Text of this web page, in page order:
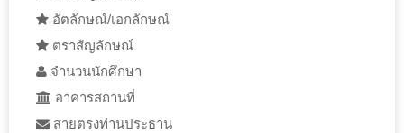
อัตลักษณ์/เอกลักษณ์
ตราสัญลักษณ์
จำนวนนักศึกษา
อาคารสถานที่
สายตรงท่านประธาน